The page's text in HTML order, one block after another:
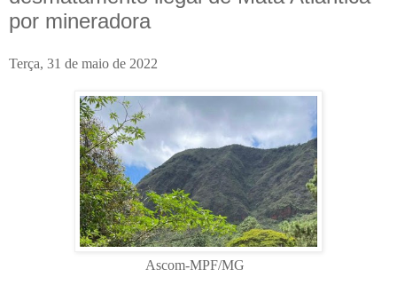
por mineradora
Terça, 31 de maio de 2022
Ascom-MPF/MG